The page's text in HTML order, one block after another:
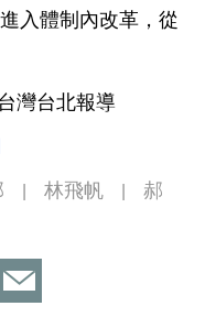
入體制內改革，從
灣台北報導
林飛帆
郝